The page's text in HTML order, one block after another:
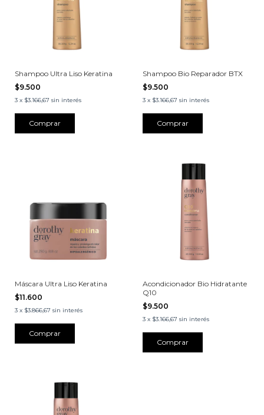
Shampoo Ultra Liso Keratina
$9.500
3 x $3.166,67 sin interés
Shampoo Bio Reparador BTX
$9.500
3 x $3.166,67 sin interés
Máscara Ultra Liso Keratina
$11.600
3 x $3.866,67 sin interés
Acondicionador Bio Hidratante
Q10
$9.500
3 x $3.166,67 sin interés